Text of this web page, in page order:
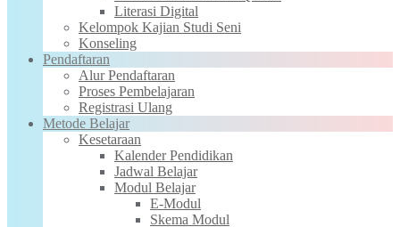
Literasi Digital
Kelompok Kajian Studi Seni
Konseling
Pendaftaran
Alur Pendaftaran
Proses Pembelajaran
Registrasi Ulang
Metode Belajar
Kesetaraan
Kalender Pendidikan
Jadwal Belajar
Modul Belajar
E-Modul
Skema Modul